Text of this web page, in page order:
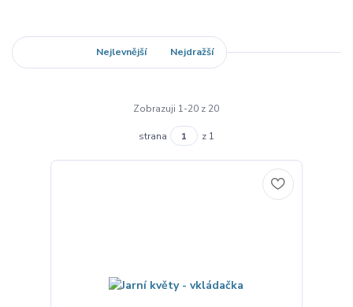
Nejlevnější Nejdražší
Zobrazuji 1-20 z 20
strana z 1